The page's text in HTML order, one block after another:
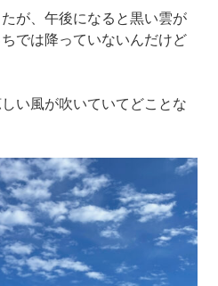
が、午後になると黒い雲が
では降っていないんだけど
い風が吹いていてどことな